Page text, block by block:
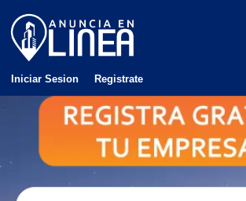
Iniciar Sesion Registrate